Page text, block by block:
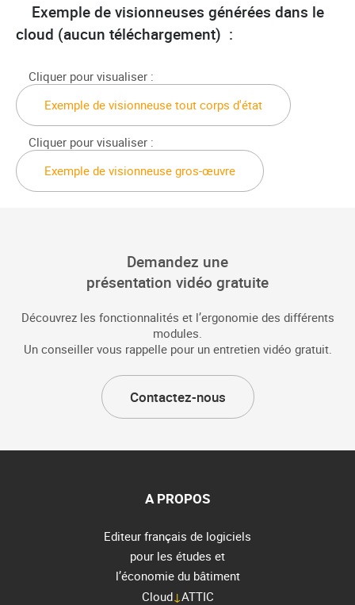
Exemple de visionneuses générées dans le
cloud (aucun téléchargement) :
Cliquer pour visualiser :
Exemple de visionneuse tout corps d'état
Cliquer pour visualiser :
Exemple de visionneuse gros-œuvre
Demandez une
présentation vidéo gratuite
Découvrez les fonctionnalités et l’ergonomie des différents
modules.
Un conseiller vous rappelle pour un entretien vidéo gratuit.
Contactez-nous
A PROPOS
Editeur français de logiciels
pour les études et
l’économie du bâtiment
Cloud↓ ATTIC